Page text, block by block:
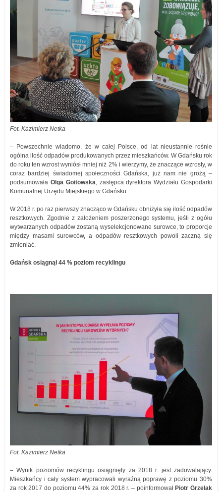
Fot. Kazimierz Netka
– Powszechnie wiadomo, że w całej Polsce, od lat nieustannie rośnie
ogólna ilość odpadów produkowanych przez mieszkańców. W Gdańsku rok
do roku ten wzrost wyniósł mniej niż 2% i wierzymy, że znaczące wzrosty, w
coraz bardziej świadomej społeczności Gdańska, już nam nie grożą –
podsumowała Olga Goitowska, zastępca dyrektora Wydziału Gospodarki
Komunalnej Urzędu Miejskiego w Gdańsku.
W 2018 r. po raz pierwszy znacząco w Gdańsku obniżyła się ilość odpadów
resztkowych. Zgodnie z założeniem poszerzonego systemu, jeśli z ogółu
wytwarzanych odpadów zostaną wyselekcjonowane surowce, to proporcje
między masami surowców, a odpadów resztkowych powoli zaczną się
zmieniać.
Gdańsk osiągnął 44 % poziom recyklingu
Fot. Kazimierz Netka
– Wynik poziomów recyklingu osiągnięty za 2018 r. jest zadowalający.
Mieszkańcy i cały system wypracowali wyraźną poprawę z poziomu 30%
za rok 2017 do poziomu 44% za rok 2018 r. – poinformował Piotr Grzelak